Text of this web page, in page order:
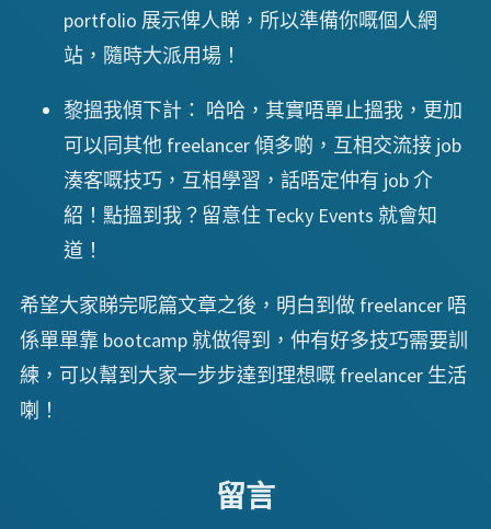
portfolio 展示俾人睇，所以準備你嘅個人網
站，隨時大派用場！
黎搵我傾下計： 哈哈，其實唔單止搵我，更加
可以同其他 freelancer 傾多啲，互相交流接 job
湊客嘅技巧，互相學習，話唔定仲有 job 介
紹！點搵到我？留意住 Tecky Events 就會知
道！
希望大家睇完呢篇文章之後，明白到做 freelancer 唔
係單單靠 bootcamp 就做得到，仲有好多技巧需要訓
練，可以幫到大家一步步達到理想嘅 freelancer 生活
喇！
留言